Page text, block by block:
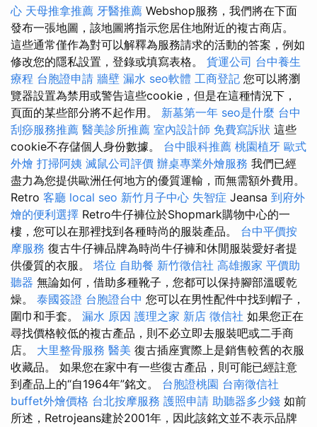
心 天母推拿推薦 牙醫推薦 Webshop服務，我們將在下面
發布一張地圖，該地圖將指示您居住地附近的複古商店。
這些通常僅作為對可以解釋為服務請求的活動的答案，例如
修改您的隱私設置，登錄或填寫表格。 貨運公司 台中養生
療程 台胞證申請 牆壁 漏水 seo軟體 工商登記 您可以將瀏
覽器設置為禁用或警告這些cookie，但是在這種情況下，
頁面的某些部分將不起作用。 新墓第一年 seo是什麼 台中
刮痧服務推薦 醫美診所推薦 室內設計師 免費寫訴狀 這些
cookie不存儲個人身份數據。 台中眼科推薦 桃園植牙 歐式
外燴 打掃阿姨 滅鼠公司評價 辦桌專業外燴服務 我們已經
盡力為您提供歐洲任何地方的優質運輸，而無需額外費用。
Retro 客廳 local seo 新竹月子中心 失智症 Jeansa 到府外
燴的便利選擇 Retro牛仔褲位於Shopmark購物中心的一
樓，您可以在那裡找到各種時尚的服裝產品。 台中平價按
摩服務 復古牛仔褲品牌為時尚牛仔褲和休閒服裝愛好者提
供優質的衣服。 塔位 自助餐 新竹徵信社 高雄搬家 平價助
聽器 無論如何，借助多種靴子，您都可以保持腳部溫暖乾
燥。 泰國簽證 台胞證台中 您可以在男性配件中找到帽子，
圍巾和手套。 漏水 原因 護理之家 新店 徵信社 如果您正在
尋找價格較低的複古產品，則不必立即去服裝吧或二手商
店。 大里整骨服務 醫美 復古插座實際上是銷售較舊的衣服
收藏品。 如果您在家中有一些復古產品，則可能已經註意
到產品上的“自1964年”銘文。 台胞證桃園 台南徵信社
buffet外燴價格 台北按摩服務 護照申請 助聽器多少錢 如前
所述，Retrojeans建於2001年，因此該銘文並不表示品牌